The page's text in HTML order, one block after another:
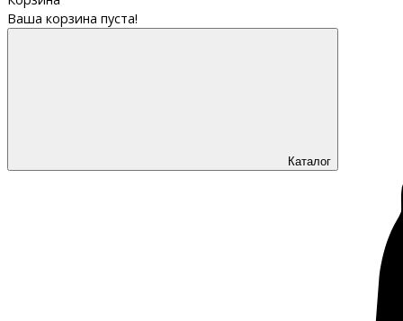
Ваша корзина пуста!
Каталог